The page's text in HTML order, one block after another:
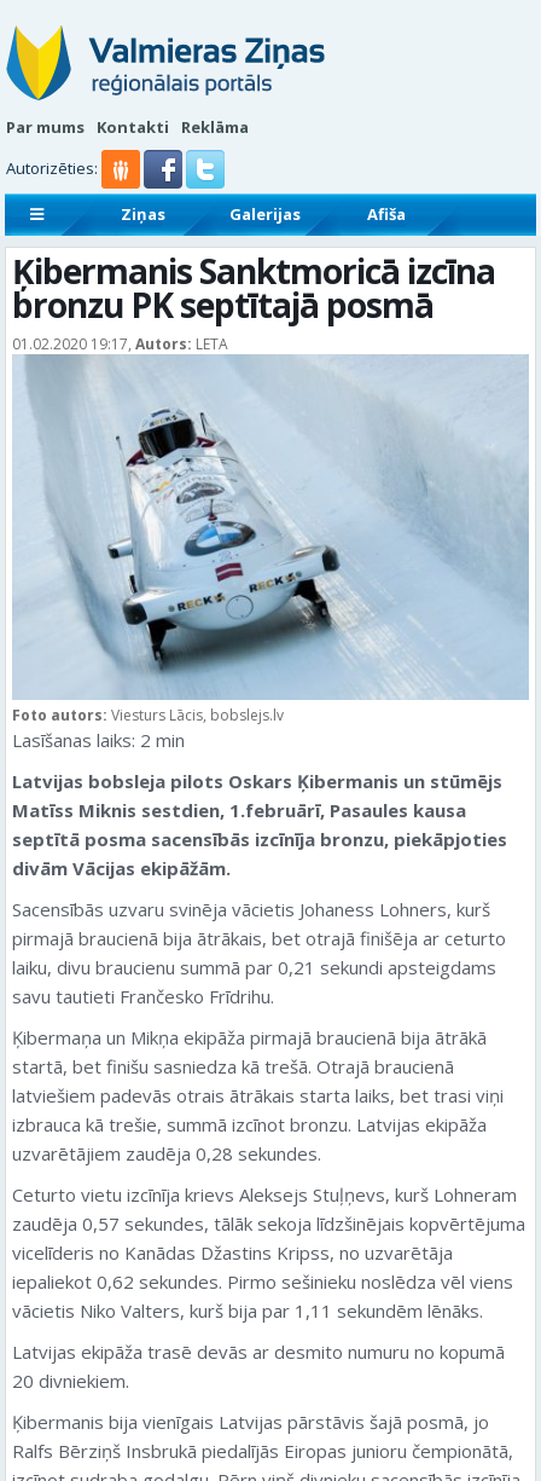
Par mums Kontakti
Reklāma
Autorizēties:
Ziņas Galerijas
Afiša
Sludinājumi
Reklāmraksti
Ķibermanis Sanktmoricā izcīna
bronzu PK septītajā posmā
01.02.2020 19:17, Autors: LETA
Foto autors: Viesturs Lācis, bobslejs.lv
Lasīšanas laiks: 2 min
Latvijas bobsleja pilots Oskars Ķibermanis un stūmējs
Matīss Miknis sestdien, 1.februārī, Pasaules kausa
septītā posma sacensībās izcīnīja bronzu, piekāpjoties
divām Vācijas ekipāžām.
Sacensībās uzvaru svinēja vācietis Johaness Lohners, kurš
pirmajā braucienā bija ātrākais, bet otrajā finišēja ar ceturto
laiku, divu braucienu summā par 0,21 sekundi apsteigdams
savu tautieti Frančesko Frīdrihu.
Ķibermaņa un Mikņa ekipāža pirmajā braucienā bija ātrākā
startā, bet finišu sasniedza kā trešā. Otrajā braucienā
latviešiem padevās otrais ātrākais starta laiks, bet trasi viņi
izbrauca kā trešie, summā izcīnot bronzu. Latvijas ekipāža
uzvarētājiem zaudēja 0,28 sekundes.
Ceturto vietu izcīnīja krievs Aleksejs Stuļņevs, kurš Lohneram
zaudēja 0,57 sekundes, tālāk sekoja līdzšinējais kopvērtējuma
vicelīderis no Kanādas Džastins Kripss, no uzvarētāja
iepaliekot 0,62 sekundes. Pirmo sešinieku noslēdza vēl viens
vācietis Niko Valters, kurš bija par 1,11 sekundēm lēnāks.
Latvijas ekipāža trasē devās ar desmito numuru no kopumā
20 divniekiem.
Ķibermanis bija vienīgais Latvijas pārstāvis šajā posmā, jo
Ralfs Bērziņš Insbrukā piedalījās Eiropas junioru čempionātā,